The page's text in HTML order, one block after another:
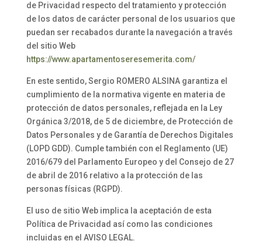
de Privacidad respecto del tratamiento y protección
de los datos de carácter personal de los usuarios que
puedan ser recabados durante la navegación a través
del sitio Web
https://www.apartamentoseresemerita.com/
En este sentido, Sergio ROMERO ALSINA garantiza el
cumplimiento de la normativa vigente en materia de
protección de datos personales, reflejada en la Ley
Orgánica 3/2018, de 5 de diciembre, de Protección de
Datos Personales y de Garantía de Derechos Digitales
(LOPD GDD). Cumple también con el Reglamento (UE)
2016/679 del Parlamento Europeo y del Consejo de 27
de abril de 2016 relativo a la protección de las
personas físicas (RGPD).
El uso de sitio Web implica la aceptación de esta
Política de Privacidad así como las condiciones
incluidas en el AVISO LEGAL.